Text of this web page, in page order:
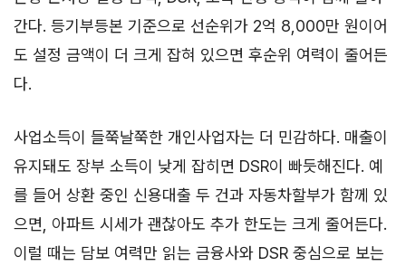
간다. 등기부등본 기준으로 선순위가 2억 8,000만 원이어
도 설정 금액이 더 크게 잡혀 있으면 후순위 여력이 줄어든
다.
사업소득이 들쭉날쭉한 개인사업자는 더 민감하다. 매출이
유지돼도 장부 소득이 낮게 잡히면 DSR이 빠듯해진다. 예
를 들어 상환 중인 신용대출 두 건과 자동차할부가 함께 있
으면, 아파트 시세가 괜찮아도 추가 한도는 크게 줄어든다.
이럴 때는 담보 여력만 읽는 금융사와 DSR 중심으로 보는